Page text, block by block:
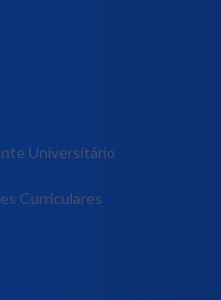
Universitário
Curriculares